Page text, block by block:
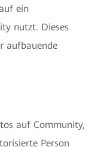
ein
nutzt. Dieses
aufbauende
auf Community,
Person